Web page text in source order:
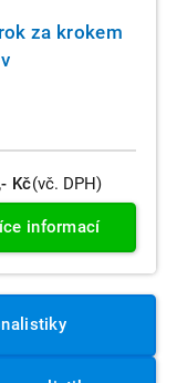
za krokem
Kč(vč. DPH)
informací